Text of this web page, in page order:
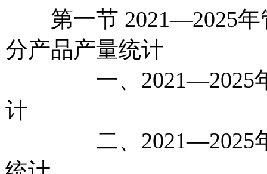
第一节 2021—2025年
分产品产量统计
一、2021—2025年管
计
二、2021—2025年管